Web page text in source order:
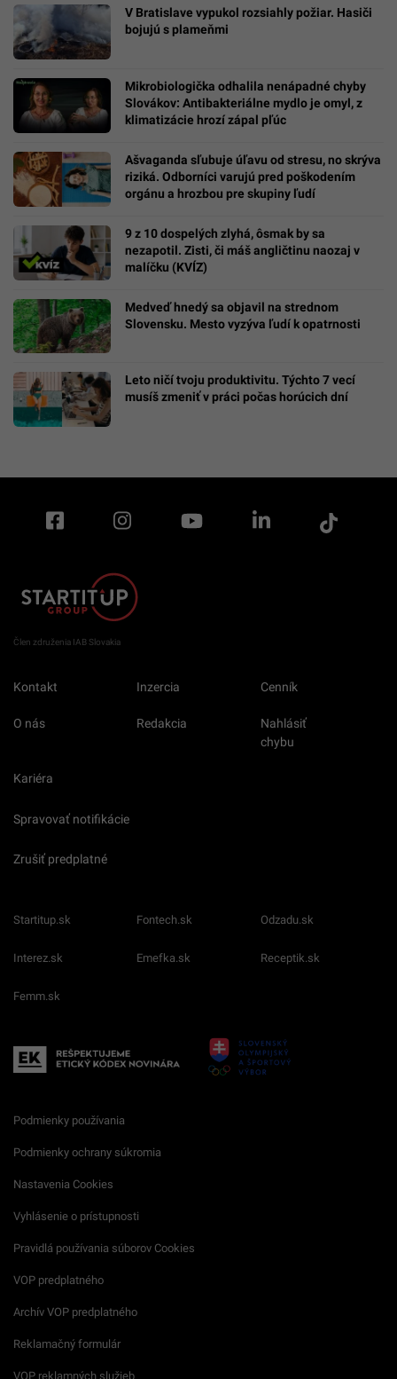
V Bratislave vypukol rozsiahly požiar. Hasiči
bojujú s plameňmi
Mikrobiologička odhalila nenápadné chyby
Slovákov: Antibakteriálne mydlo je omyl, z
klimatizácie hrozí zápal pľúc
Ašvaganda sľubuje úľavu od stresu, no skrýva
riziká. Odborníci varujú pred poškodením
orgánu a hrozbou pre skupiny ľudí
9 z 10 dospelých zlyhá, ôsmak by sa
nezapotil. Zisti, či máš angličtinu naozaj v
malíčku (KVÍZ)
Medveď hnedý sa objavil na strednom
Slovensku. Mesto vyzýva ľudí k opatrnosti
Leto ničí tvoju produktivitu. Týchto 7 vecí
musíš zmeniť v práci počas horúcich dní
Člen združenia IAB Slovakia
Kontakt Inzercia Cenník
O nás Redakcia
Nahlásiť
chybu
Kariéra
Spravovať notifikácie
Zrušiť predplatné
Startitup.sk Fontech.sk Odzadu.sk
Interez.sk Emefka.sk Receptik.sk
Femm.sk
Podmienky používania
Podmienky ochrany súkromia
Nastavenia Cookies
Vyhlásenie o prístupnosti
Pravidlá používania súborov Cookies
VOP predplatného
Archív VOP predplatného
Reklamačný formulár
VOP reklamných služieb